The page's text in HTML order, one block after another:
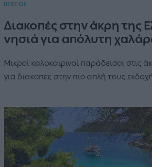
BEST OF
Διακοπές στην άκρη της
νησιά για απόλυτη
Μικροί καλοκαιρινοί παράδεισοι στις
για διακοπές στην πιο απλή τους